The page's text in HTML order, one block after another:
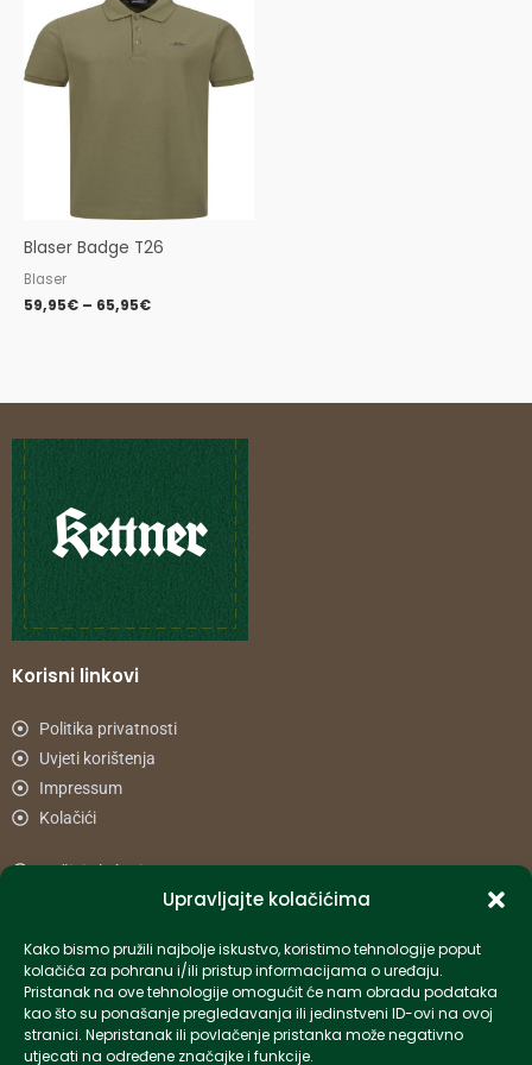
Upravljajte kolačićima
Kako bismo pružili najbolje iskustvo, koristimo tehnologije poput
kolačića za pohranu i/ili pristup informacijama o uređaju.
Pristanak na ove tehnologije omogućit će nam obradu podataka
kao što su ponašanje pregledavanja ili jedinstveni ID-ovi na ovoj
stranici. Nepristanak ili povlačenje pristanka može negativno
utjecati na određene značajke i funkcije.
Blaser Badge T26
Blaser
59,95€ – 65,95€
range:
through
Korisni linkovi
Politika privatnosti
Uvjeti korištenja
Impressum
Kolačići
Načini plaćanja
Informacije
info-hr@kettner.com